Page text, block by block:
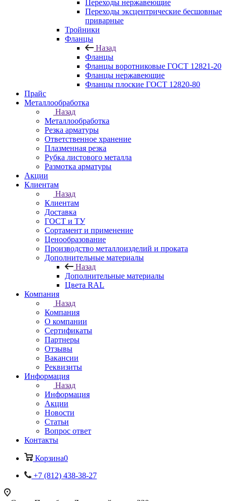
Переходы нержавеющие
Переходы эксцентрические бесшовные
приварные
Тройники
Фланцы
Назад
Фланцы
Фланцы воротниковые ГОСТ 12821-20
Фланцы нержавеющие
Фланцы плоские ГОСТ 12820-80
Прайс
Металлообработка
Назад
Металлообработка
Резка арматуры
Ответственное хранение
Плазменная резка
Рубка листового металла
Размотка арматуры
Акции
Клиентам
Назад
Клиентам
Доставка
ГОСТ и ТУ
Сортамент и применение
Ценообразование
Производство металлоизделий и проката
Дополнительные материалы
Назад
Дополнительные материалы
Цвета RAL
Компания
Назад
Компания
О компании
Сертификаты
Партнеры
Отзывы
Вакансии
Реквизиты
Информация
Назад
Информация
Акции
Новости
Статьи
Вопрос ответ
Контакты
Корзина0
+7 (812) 438-38-27